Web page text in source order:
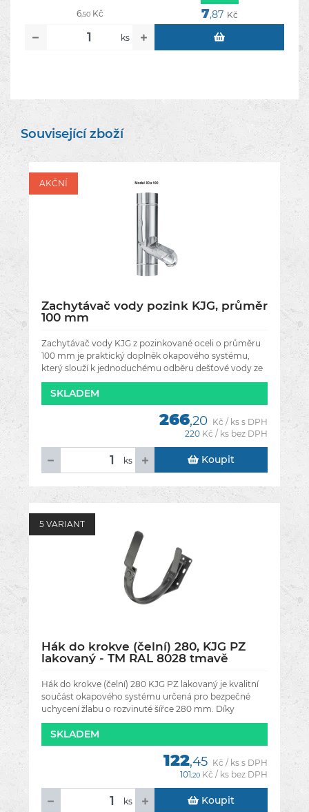
6,50Kč 7,87 Kč
ks
Související zboží
AKČNÍ
Zachytávač vody pozink KJG, průměr
100 mm
Zachytávač vody KJG z pozinkované oceli o průměru
100 mm je praktický doplněk okapového systému,
který slouží k jednoduchému odběru dešťové vody ze
svodové roury. Pomocí
SKLADEM
266,20 Kč / ks s DPH
220 Kč / ks bez DPH
ks Koupit
5 VARIANT
Hák do krokve (čelní) 280, KJG PZ
lakovaný - TM RAL 8028 tmavě
Hák do krokve (čelní) 280 KJG PZ lakovaný je kvalitní
součást okapového systému určená pro bezpečné
uchycení žlabu o rozvinuté šířce 280 mm. Díky
montáži do čela krokve
SKLADEM
122,45 Kč / ks s DPH
101,20 Kč / ks bez DPH
ks Koupit